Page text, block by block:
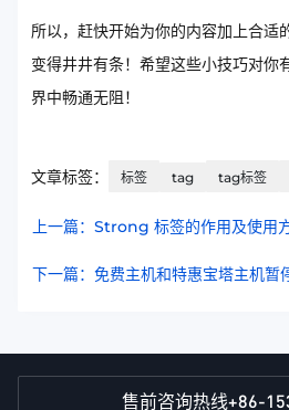
所以，赶快开始为你的内容加上合适
变得井井有条！希望这些小技巧对你
界中畅通无阻！
文章标签： 标签 tag tag标签
上一篇：Strong 标签的作用及使用
下一篇：免费主机和特惠宝塔主机暂
售前咨询热线+86-